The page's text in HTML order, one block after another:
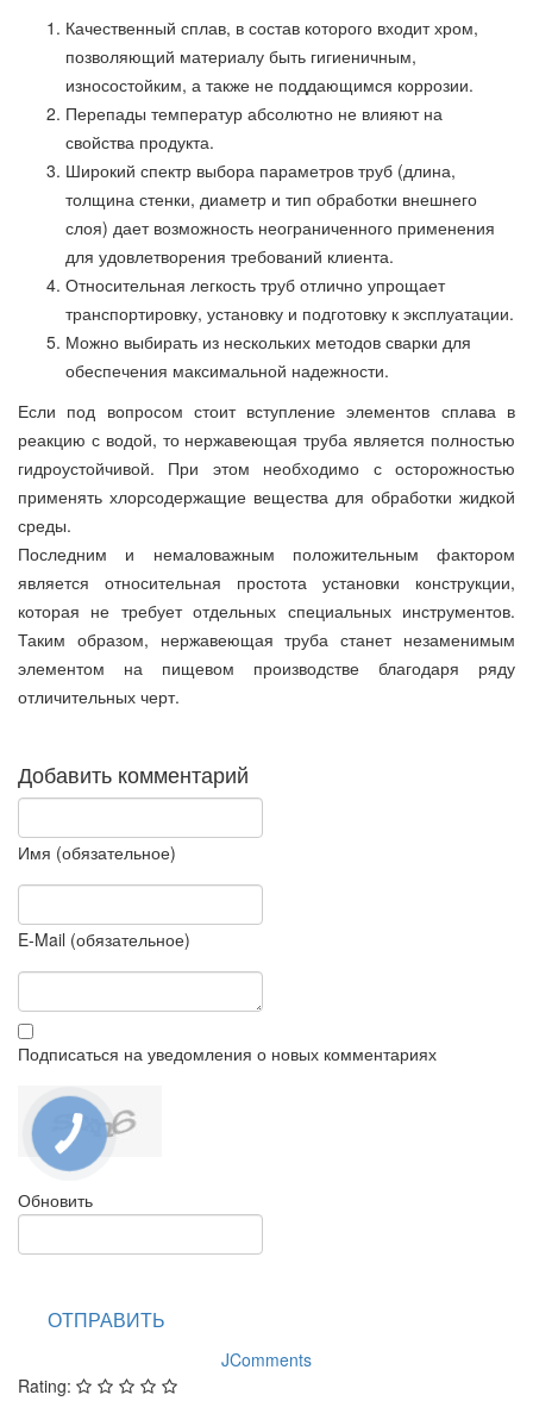
Качественный сплав, в состав которого входит хром,
позволяющий материалу быть гигиеничным,
износостойким, а также не поддающимся коррозии.
Перепады температур абсолютно не влияют на
свойства продукта.
Широкий спектр выбора параметров труб (длина,
толщина стенки, диаметр и тип обработки внешнего
слоя) дает возможность неограниченного применения
для удовлетворения требований клиента.
Относительная легкость труб отлично упрощает
транспортировку, установку и подготовку к эксплуатации.
Можно выбирать из нескольких методов сварки для
обеспечения максимальной надежности.
Если под вопросом стоит вступление элементов сплава в
реакцию с водой, то нержавеющая труба является полностью
гидроустойчивой. При этом необходимо с осторожностью
применять хлорсодержащие вещества для обработки жидкой
среды.
Последним и немаловажным положительным фактором
является относительная простота установки конструкции,
которая не требует отдельных специальных инструментов.
Таким образом, нержавеющая труба станет незаменимым
элементом на пищевом производстве благодаря ряду
отличительных черт.
Добавить комментарий
Имя (обязательное)
E-Mail (обязательное)
Подписаться на уведомления о новых комментариях
Обновить
ОТПРАВИТЬ
JComments
Rating: